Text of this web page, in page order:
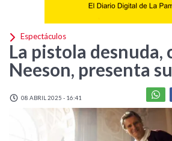
Espectáculos
La pistola desnuda,
Neeson, presenta
08 ABRIL 2025 - 16:41